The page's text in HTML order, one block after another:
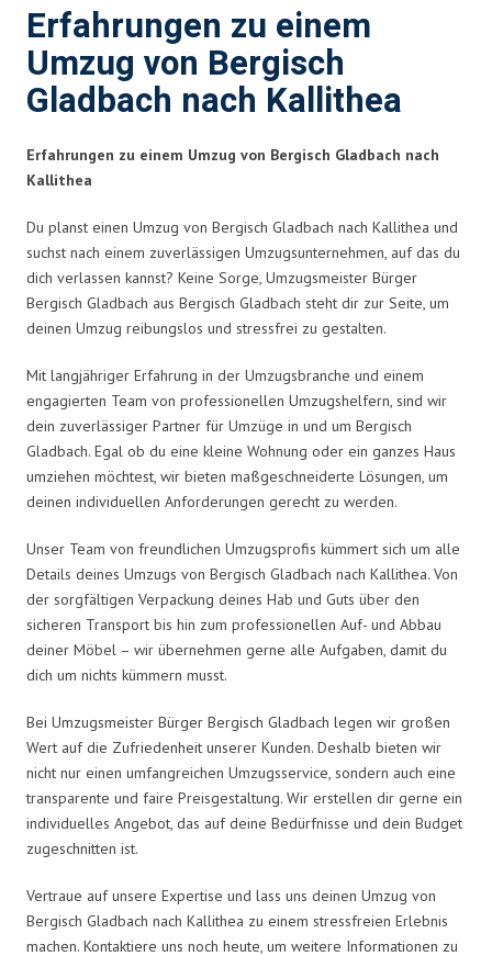
Erfahrungen zu einem
Umzug von Bergisch
Gladbach nach Kallithea
Erfahrungen zu einem Umzug von Bergisch Gladbach nach
Kallithea
Du planst einen Umzug von Bergisch Gladbach nach Kallithea und
suchst nach einem zuverlässigen Umzugsunternehmen, auf das du
dich verlassen kannst? Keine Sorge, Umzugsmeister Bürger
Bergisch Gladbach aus Bergisch Gladbach steht dir zur Seite, um
deinen Umzug reibungslos und stressfrei zu gestalten.
Mit langjähriger Erfahrung in der Umzugsbranche und einem
engagierten Team von professionellen Umzugshelfern, sind wir
dein zuverlässiger Partner für Umzüge in und um Bergisch
Gladbach. Egal ob du eine kleine Wohnung oder ein ganzes Haus
umziehen möchtest, wir bieten maßgeschneiderte Lösungen, um
deinen individuellen Anforderungen gerecht zu werden.
Unser Team von freundlichen Umzugsprofis kümmert sich um alle
Details deines Umzugs von Bergisch Gladbach nach Kallithea. Von
der sorgfältigen Verpackung deines Hab und Guts über den
sicheren Transport bis hin zum professionellen Auf- und Abbau
deiner Möbel – wir übernehmen gerne alle Aufgaben, damit du
dich um nichts kümmern musst.
Bei Umzugsmeister Bürger Bergisch Gladbach legen wir großen
Wert auf die Zufriedenheit unserer Kunden. Deshalb bieten wir
nicht nur einen umfangreichen Umzugsservice, sondern auch eine
transparente und faire Preisgestaltung. Wir erstellen dir gerne ein
individuelles Angebot, das auf deine Bedürfnisse und dein Budget
zugeschnitten ist.
Vertraue auf unsere Expertise und lass uns deinen Umzug von
Bergisch Gladbach nach Kallithea zu einem stressfreien Erlebnis
machen. Kontaktiere uns noch heute, um weitere Informationen zu